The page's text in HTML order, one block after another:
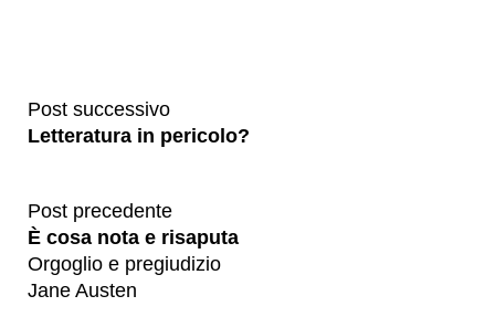
Post successivo
Letteratura in pericolo?
Post precedente
È cosa nota e risaputa
Orgoglio e pregiudizio
Jane Austen